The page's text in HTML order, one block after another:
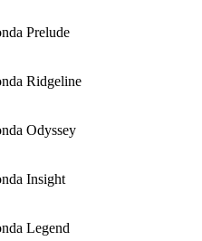
Prelude
Ridgeline
Odyssey
Insight
Legend